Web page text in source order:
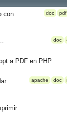
doc pdf
con
doc
a PDF en PHP
apache doc